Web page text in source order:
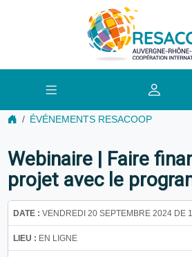
ÉVÉNEMENTS RESACOOP
Webinaire | Faire
projet avec le
DATE : VENDREDI 20 SEPTEMBRE 2024 DE
LIEU : EN LIGNE